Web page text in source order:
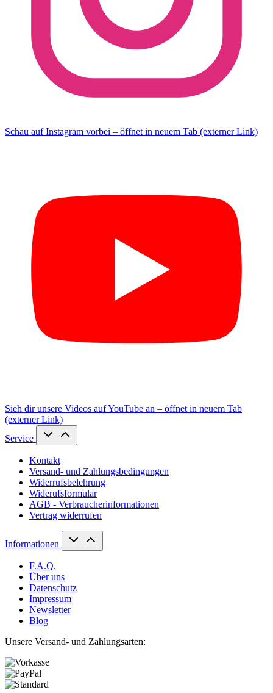
Schau auf Instagram vorbei – öffnet in neuem Tab (externer Link)
Sieh dir unsere Videos auf YouTube an – öffnet in neuem Tab
(externer Link)
Service
Kontakt
Versand- und Zahlungsbedingungen
Widerrufsbelehrung
Widerufsformular
AGB - Verbraucherinformationen
Vertrag widerrufen
Informationen
F.A.Q.
Über uns
Datenschutz
Impressum
Newsletter
Blog
Unsere Versand- und Zahlungsarten: